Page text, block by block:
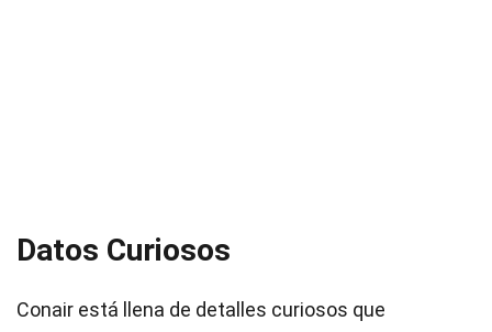
Datos Curiosos
Conair está llena de detalles curiosos que